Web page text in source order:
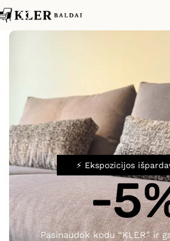
⚡ Ekspozicijos
-
Pasinaudok kodu “KLER” ir
Spustelėkite, norėdami